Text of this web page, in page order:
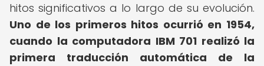
hitos significativos a lo largo de su evolución.
Uno de los primeros hitos ocurrió en 1954,
cuando la computadora IBM 701 realizó la
primera traducción automática de la